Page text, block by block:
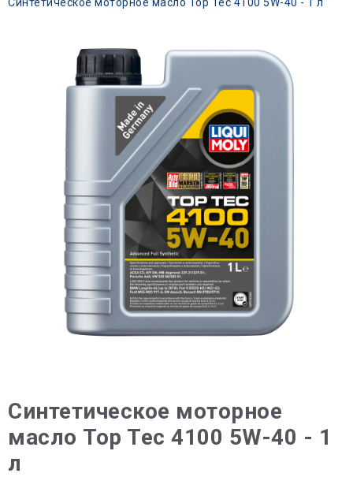
Синтетическое моторное
масло Top Tec 4100 5W-40 - 1
л